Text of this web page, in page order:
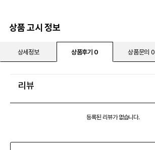
상품 고시 정보
상세정보 상품후기 0 상품문의 0
리뷰
등록된 리뷰가 없습니다.